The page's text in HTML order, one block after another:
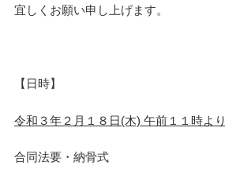
宜しくお願い申し上げます。
【日時】
令和３年２月１８日(木) 午前１１時より
合同法要・納骨式